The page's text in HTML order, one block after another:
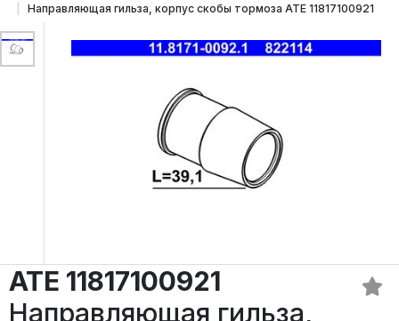
Направляющая гильза, корпус скобы тормоза ATE 11817100921
ATE 11817100921
Направляющая гильза,